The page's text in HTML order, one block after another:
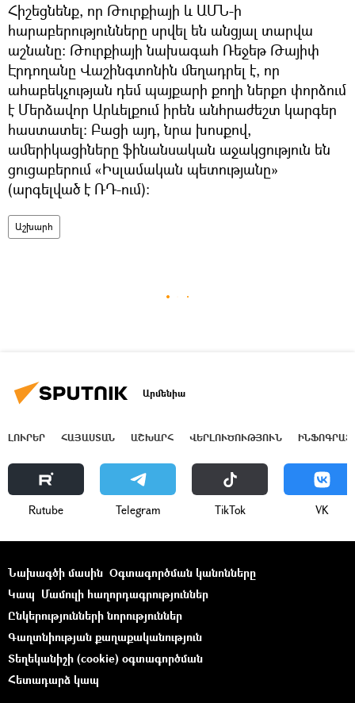
Հիշեցնենք, որ Թուրքիայի և ԱՄՆ-ի
հարաբերությունները սրվել են անցյալ տարվա
աշնանը։ Թուրքիայի նախագահ Ռեջեթ Թայիփ
Էրդողանը Վաշինգտոնին մեղադրել է, որ
ահաբեկչության դեմ պայքարի քողի ներքո փորձում
է Մերձավոր Արևելքում իրեն անհրաժեշտ կարգեր
հաստատել։ Բացի այդ, նրա խոսքով,
ամերիկացիները ֆինանսական աջակցություն են
ցուցաբերում «Իսլամական պետությանը»
(արգելված է ՌԴ-ում)։
Աշխարհ
Արմենիա
ԼՈՒՐԵՐ ՀԱՅԱՍՏԱՆ ԱՇԽԱՐՀ ՎԵՐԼՈՒԾՈՒԹՅՈՒՆ
Rutube Telegram ТikТоk VK
Նախագծի մասին Օգտագործման կանոնները
Կապ Մամուլի հաղորդագրություններ
Ընկերությունների նորություններ
Գաղտնիության քաղաքականություն
Տեղեկանիշի (cookie) օգտագործման
Հետադարձ կապ